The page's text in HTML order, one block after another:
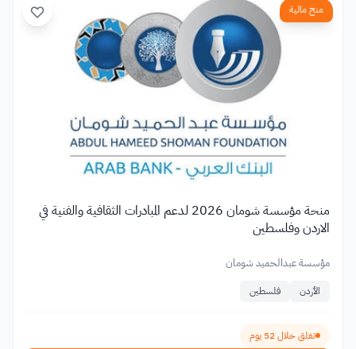
منح مالية
منحة مؤسسة شومان 2026 لدعم المبادرات الثقافية والفنية في
الاردن وفلسطين
مؤسسة عبدالحميد شومان
الأردن فلسطين
تغلق خلال 52 يوم